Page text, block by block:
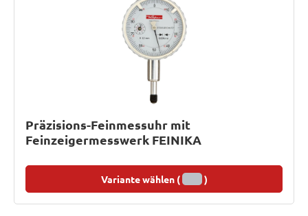
Präzisions-Feinmessuhr mit
Feinzeigermesswerk FEINIKA
Variante wählen ( )